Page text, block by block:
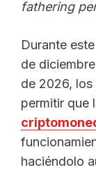
fathering
Durante
de
de 2026, los
permitir que
haciéndolo